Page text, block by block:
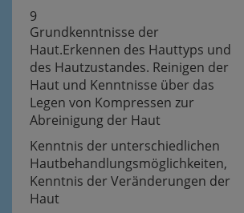
9
Grundkenntnisse der
Haut.Erkennen des Hauttyps und
des Hautzustandes. Reinigen der
Haut und Kenntnisse über das
Legen von Kompressen zur
Abreinigung der Haut
Kenntnis der unterschiedlichen
Hautbehandlungsmöglichkeiten,
Kenntnis der Veränderungen der
Haut